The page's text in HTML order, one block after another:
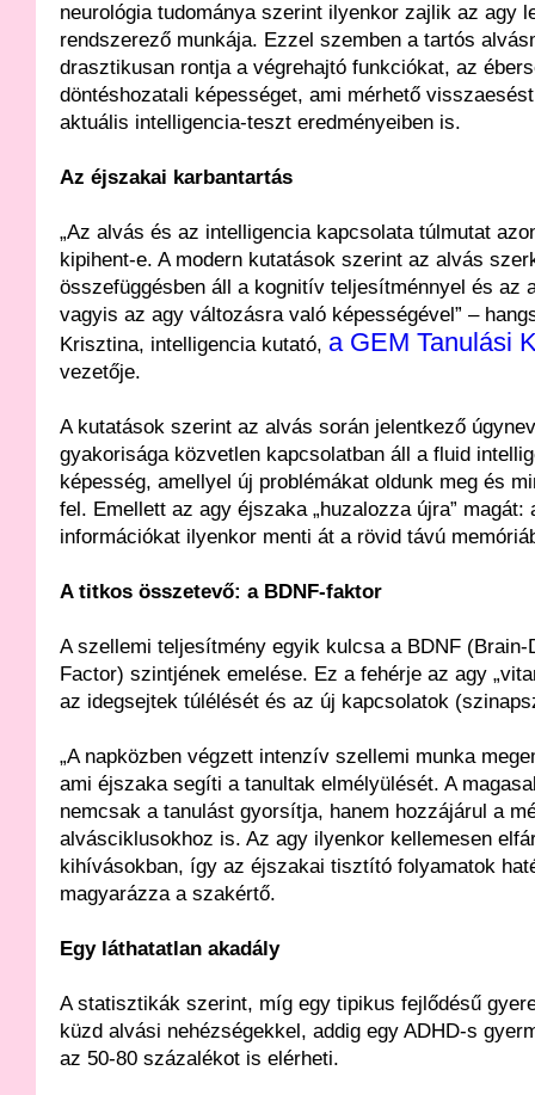
neurológia tudománya szerint ilyenkor zajlik az agy
rendszerező munkája. Ezzel szemben a tartós
drasztikusan rontja a végrehajtó funkciókat, az
döntéshozatali képességet, ami mérhető
aktuális intelligencia-teszt eredményeiben is.
Az éjszakai karbantartás
„Az alvás és az intelligencia kapcsolata túlmutat
kipihent-e. A modern kutatások szerint az alvás
összefüggésben áll a kognitív teljesítménnyel és az
vagyis az agy változásra való képességével” –
Krisztina, intelligencia kutató, a GEM Tanulási
vezetője.
A kutatások szerint az alvás során jelentkező
gyakorisága közvetlen kapcsolatban áll a fluid
képesség, amellyel új problémákat oldunk meg és
fel. Emellett az agy éjszaka „huzalozza újra” magát:
információkat ilyenkor menti át a rövid távú
A titkos összetevő: a BDNF-faktor
A szellemi teljesítmény egyik kulcsa a BDNF (Brain-
Factor) szintjének emelése. Ez a fehérje az agy
az idegsejtek túlélését és az új kapcsolatok
„A napközben végzett intenzív szellemi munka
ami éjszaka segíti a tanultak elmélyülését. A
nemcsak a tanulást gyorsítja, hanem hozzájárul a
alvásciklusokhoz is. Az agy ilyenkor kellemesen
kihívásokban, így az éjszakai tisztító folyamatok
magyarázza a szakértő.
Egy láthatatlan akadály
A statisztikák szerint, míg egy tipikus fejlődésű
küzd alvási nehézségekkel, addig egy ADHD-s
az 50-80 százalékot is elérheti.